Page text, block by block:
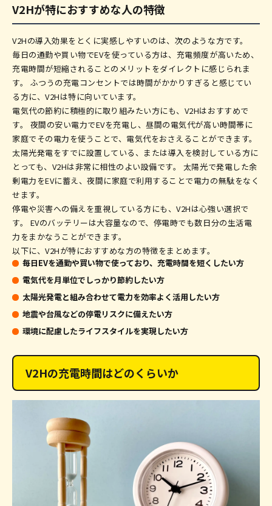
V2Hが特におすすめな人の特徴
V2Hの導入効果をとくに実感しやすいのは、次のような方です。
毎日の通勤や買い物でEVを使っている方は、充電頻度が高いため、
充電時間が短縮されることのメリットをダイレクトに感じられま
す。 ふつうの充電コンセントでは時間がかかりすぎると感じてい
る方に、V2Hは特に向いています。
電気代の節約に積極的に取り組みたい方にも、V2Hはおすすめで
す。 夜間の安い電力でEVを充電し、昼間の電気代が高い時間帯に
家庭でその電力を使うことで、電気代をおさえることができます。
太陽光発電をすでに設置している、または導入を検討している方に
とっても、V2Hは非常に相性のよい設備です。 太陽光で発電した余
剰電力をEVに蓄え、夜間に家庭で利用することで電力の無駄をなく
せます。
停電や災害への備えを重視している方にも、V2Hは心強い選択で
す。 EVのバッテリーは大容量なので、停電時でも数日分の生活電
力をまかなうことができます。
以下に、V2Hが特におすすめな方の特徴をまとめます。
毎日EVを通勤や買い物で使っており、充電時間を短くしたい方
電気代を月単位でしっかり節約したい方
太陽光発電と組み合わせて電力を効率よく活用したい方
地震や台風などの停電リスクに備えたい方
環境に配慮したライフスタイルを実現したい方
V2Hの充電時間はどのくらいか